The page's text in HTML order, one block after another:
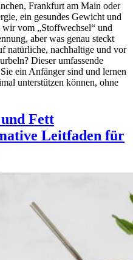
Frankfurt am Main oder
ein gesundes Gewicht und
vom „Stoffwechsel“ und
aber was genau steckt
natürliche, nachhaltige und vor
Dieser umfassende
ein Anfänger sind und lernen
unterstützen können, ohne
Fett
Leitfaden für